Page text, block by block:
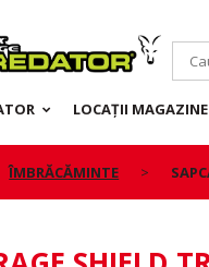
LOCAȚII MAGAZINE
ÎMBRĂCĂMINTE